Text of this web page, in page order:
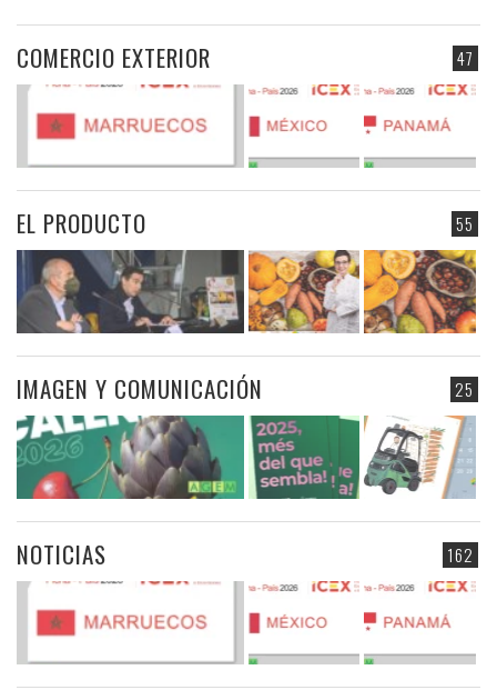
47
COMERCIO EXTERIOR
55
EL PRODUCTO
25
IMAGEN Y COMUNICACIÓN
162
NOTICIAS